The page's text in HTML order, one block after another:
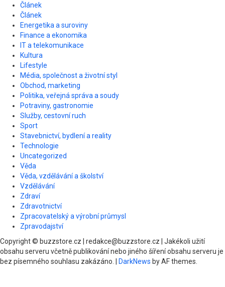
Článek
Článek
Energetika a suroviny
Finance a ekonomika
IT a telekomunikace
Kultura
Lifestyle
Média, společnost a životní styl
Obchod, marketing
Politika, veřejná správa a soudy
Potraviny, gastronomie
Služby, cestovní ruch
Sport
Stavebnictví, bydlení a reality
Technologie
Uncategorized
Věda
Věda, vzdělávání a školství
Vzdělávání
Zdraví
Zdravotnictví
Zpracovatelský a výrobní průmysl
Zpravodajství
Copyright © buzzstore.cz | redakce@buzzstore.cz | Jakékoli užití
obsahu serveru včetně publikování nebo jiného šíření obsahu serveru je
bez písemného souhlasu zakázáno.
DarkNews by AF themes.